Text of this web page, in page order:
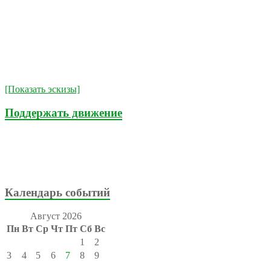
[Показать эскизы]
Поддержать движение
Календарь событий
Август 2026
Пн Вт Ср Чт Пт Сб Вс
1
2
3
4 5 6 7 8
9